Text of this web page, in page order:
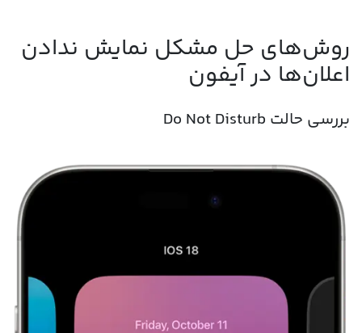
روش‌های حل مشکل نمایش ندادن
اعلان‌ها در آیفون
بررسی حالت Do Not Disturb